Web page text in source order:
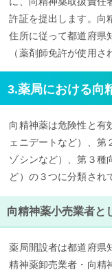
許証を提出します。向
住所に従って都道府県
（薬剤師免許が使用さ
3.薬局における向
向精神薬は危険性と有
ェニデートなど）、第
ゾシンなど）、第３種
ど）の３つに分類され
向精神薬小売業者と
薬局開設者は都道府県
精神薬卸売業者・向精